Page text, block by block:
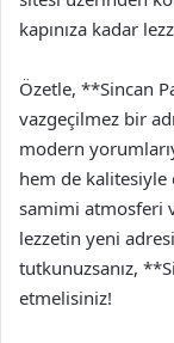
kapınıza kadar
Özetle, **Sincan
vazgeçilmez bir
modern
hem de kalitesiyle
samimi atmosferi
lezzetin yeni
tutkunuzsanız,
etmelisiniz!